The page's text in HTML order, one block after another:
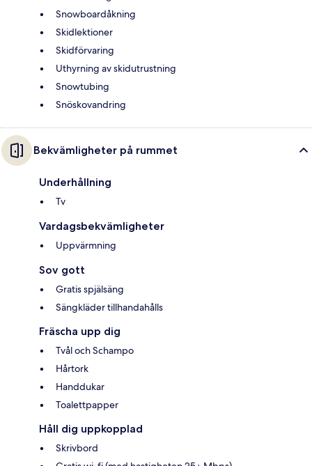
Snowboardåkning
Skidlektioner
Skidförvaring
Uthyrning av skidutrustning
Snowtubing
Snöskovandring
Bekvämligheter på rummet
Underhållning
Tv
Vardagsbekvämligheter
Uppvärmning
Sov gott
Gratis spjälsäng
Sängkläder tillhandahålls
Fräscha upp dig
Tvål och Schampo
Hårtork
Handdukar
Toalettpapper
Håll dig uppkopplad
Skrivbord